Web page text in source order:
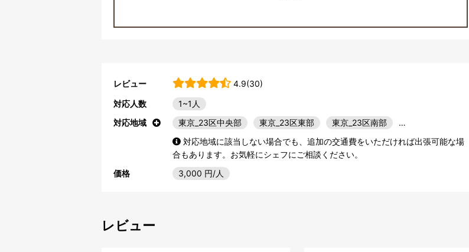
レビュー
4.9(30)
対応人数
1~1人
対応地域
東京_23区中央部 東京_23区東部 東京_23区南部
…
対応地域に該当しない場合でも、追加の交通費をいただければ出張可能な場
合もあります。お気軽にシェフにご相談ください。
価格
3,000 円/人
レビュー